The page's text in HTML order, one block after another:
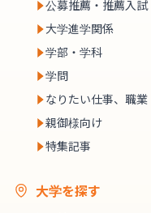
公募推薦・推薦入試
大学進学関係
学部・学科
学問
なりたい仕事、職業
親御様向け
特集記事
大学を探す